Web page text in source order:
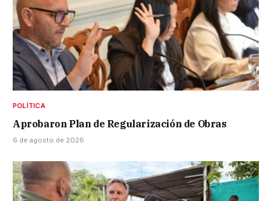
POLÍTICA
Aprobaron Plan de Regularización de Obras
6 de agosto de 2026